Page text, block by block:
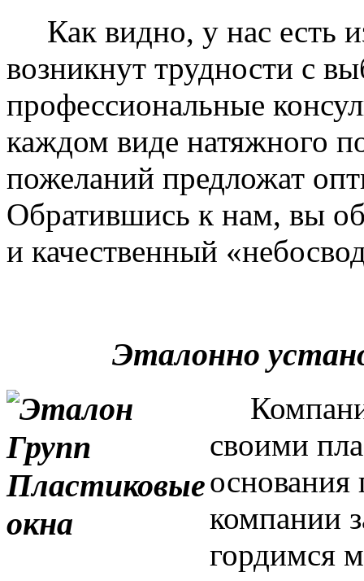
Как видно, у нас есть
возникнут трудности с
профессиональные
каждом виде натяжного
пожеланий предложат
Обратившись к нам, вы
и качественный
Эталонно
своими
основания
компании
гордимся